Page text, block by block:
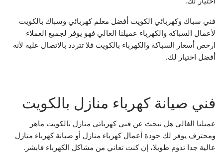
فني سباك وكهربائي الكويت أفضل معلم كهربائي وسباك بالكويت
لأعمال السباكة والكهرباء عميلنا الغالي فهو يوفر لجميع العملاء
ارخص أسعار السباكة والكهرباء بالكويت فلا تتردد بالاتصال عليه لأنه
أفضل اختيار لك.
فني صيانة كهرباء منازل بالكويت
عميلنا الغالي هل تبحث عن فني كهربائي منازل بالكويت ماهر
ومحترف يوفر لك جودة أعمال كهرباء منازل أو صيانة كهرباء منازل
عالية جدا تدوم طويلا، إن كنت تعاني من مشاكل الكهرباء فابشر.